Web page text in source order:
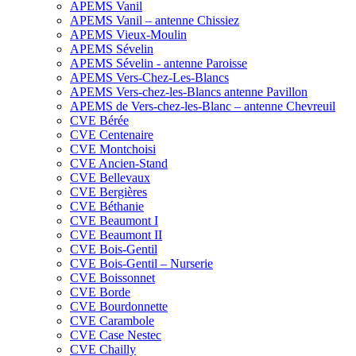
APEMS Vanil
APEMS Vanil – antenne Chissiez
APEMS Vieux-Moulin
APEMS Sévelin
APEMS Sévelin - antenne Paroisse
APEMS Vers-Chez-Les-Blancs
APEMS Vers-chez-les-Blancs antenne Pavillon
APEMS de Vers-chez-les-Blanc – antenne Chevreuil
CVE Bérée
CVE Centenaire
CVE Montchoisi
CVE Ancien-Stand
CVE Bellevaux
CVE Bergières
CVE Béthanie
CVE Beaumont I
CVE Beaumont II
CVE Bois-Gentil
CVE Bois-Gentil – Nurserie
CVE Boissonnet
CVE Borde
CVE Bourdonnette
CVE Carambole
CVE Case Nestec
CVE Chailly